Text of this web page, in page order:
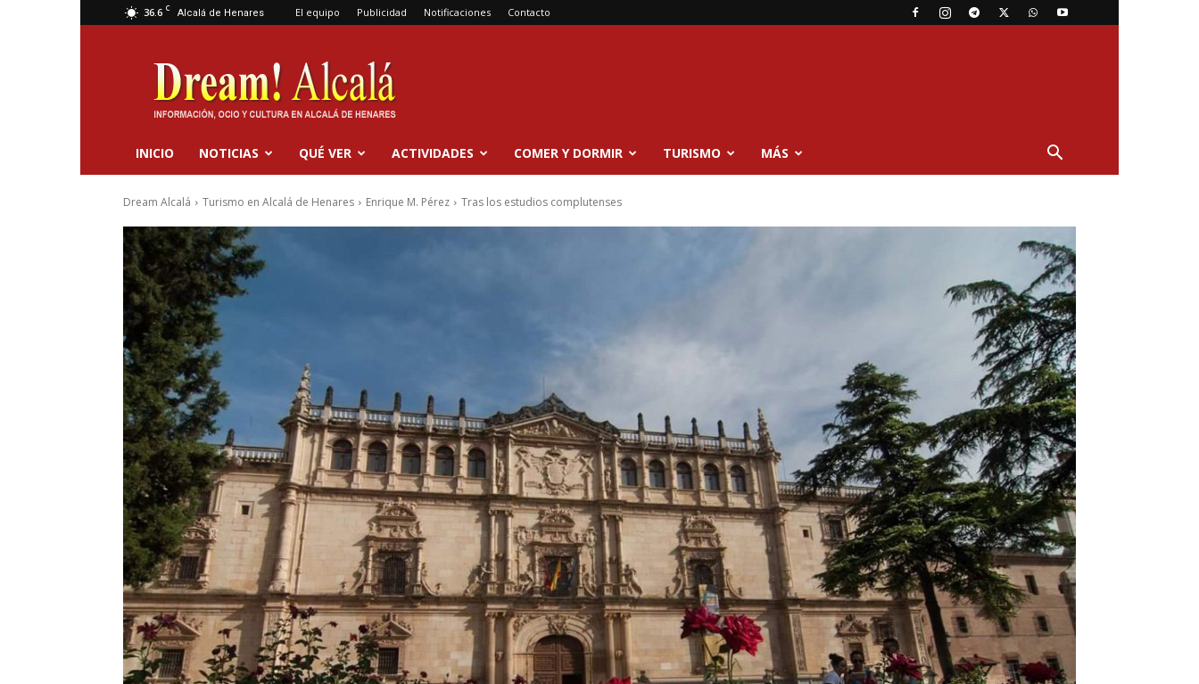
36.6 C Alcalá de Henares El equipo Publicidad Notificaciones Contacto
Dream
Alcalá
INICIO NOTICIAS QUÉ VER ACTIVIDADES COMER Y DORMIR TURISMO MÁS
Dream Alcalá Turismo en Alcalá de Henares Enrique M. Pérez Tras los estudios complutenses